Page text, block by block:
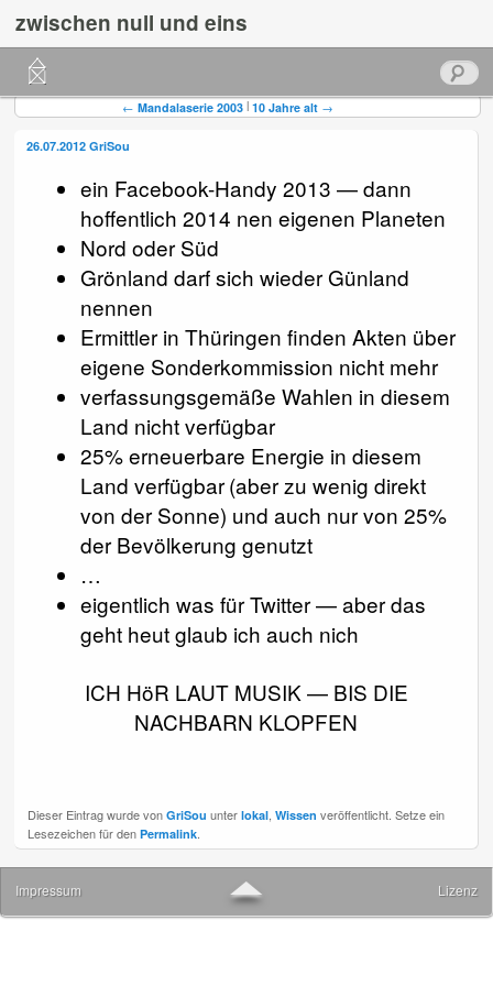
zwischen null und eins
Hauptmenü
Zum
primären
Zum
sekundären
Suchen
← Mandalaserie 2003 | 10 Jahre alt →
26.07.2012 GriSou
ein Facebook-Handy 2013 — dann
hoffentlich 2014 nen eigenen Planeten
Nord oder Süd
Grönland darf sich wieder Günland
nennen
Ermittler in Thüringen finden Akten über
eigene Sonderkommission nicht mehr
verfassungsgemäße Wahlen in diesem
Land nicht verfügbar
25% erneuerbare Energie in diesem
Land verfügbar (aber zu wenig direkt
von der Sonne) und auch nur von 25%
der Bevölkerung genutzt
…
eigentlich was für Twitter — aber das
geht heut glaub ich auch nich
ICH HöR LAUT MUSIK — BIS DIE
NACHBARN KLOPFEN
Dieser Eintrag wurde vonGriSou unterlokal ,Wissen veröffentlicht. Setze ein
Lesezeichen für denPermalink
Impressum ▲ Lizenz